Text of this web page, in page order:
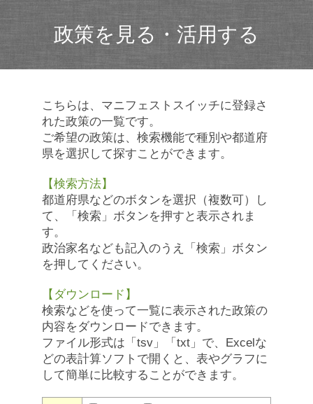
政策を見る・活用する
こちらは、マニフェストスイッチに登録さ
れた政策の一覧です。
ご希望の政策は、検索機能で種別や都道府
県を選択して探すことができます。
【検索方法】
都道府県などのボタンを選択（複数可）し
て、「検索」ボタンを押すと表示されま
す。
政治家名なども記入のうえ「検索」ボタン
を押してください。
【ダウンロード】
検索などを使って一覧に表示された政策の
内容をダウンロードできます。
ファイル形式は「tsv」「txt」で、Excelな
どの表計算ソフトで開くと、表やグラフに
して簡単に比較することができます。